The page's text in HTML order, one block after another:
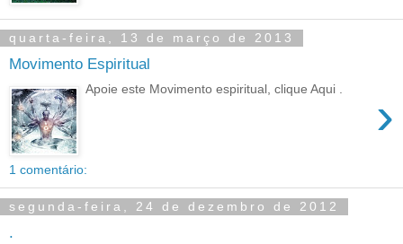
quarta-feira, 13 de março de 2013
Movimento Espiritual
›
Apoie este Movimento espiritual, clique Aqui .
1 comentário:
segunda-feira, 24 de dezembro de 2012
.